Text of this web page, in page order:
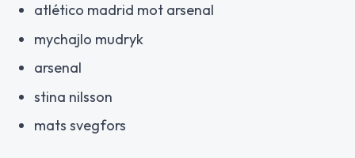
atlético madrid mot arsenal
mychajlo mudryk
arsenal
stina nilsson
mats svegfors